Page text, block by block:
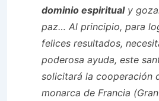
dominio espiritualy
paz… Al principio, para
felices resultados,
poderosa ayuda, este
solicitará la cooperación
monarca de Francia